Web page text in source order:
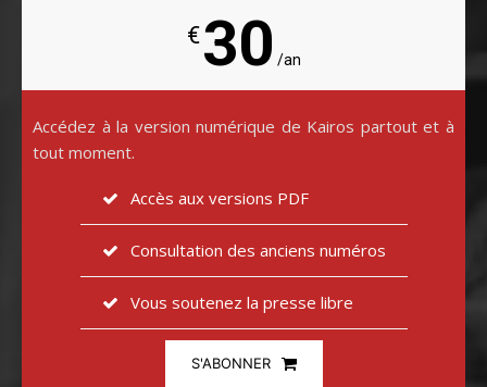
€30 /an
Accédez à la version numérique de Kairos partout et à
tout moment.
Accès aux versions PDF
Consultation des anciens numéros
Vous soutenez la presse libre
S'ABONNER